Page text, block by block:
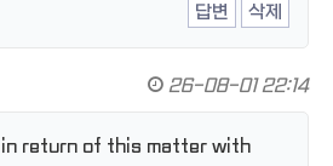
답변
삭제
26-08-01 22:14
in return of this matter with